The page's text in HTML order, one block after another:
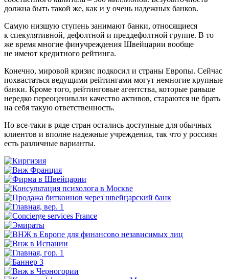
должна быть такой же, как и у очень надежных банков.
Самую низшую ступень занимают банки, относящиеся
к спекулятивной, дефолтной и преддефолтной группе. В то
же время многие финучреждения Швейцарии вообще
не имеют кредитного рейтинга.
Конечно, мировой кризис подкосил и страны Европы. Сейчас
похвастаться ведущими рейтингами могут немногие крупные
банки. Кроме того, рейтинговые агентства, которые раньше
нередко переоценивали качество активов, стараются не брать
на себя такую ответственность.
Но все-таки в ряде стран остались доступные для обычных
клиентов и вполне надежные учреждения, так что у россиян
есть различные варианты.